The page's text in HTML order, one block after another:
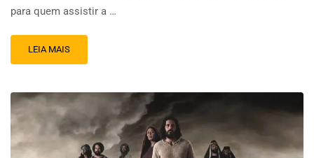
para quem assistir a …
LEIA MAIS